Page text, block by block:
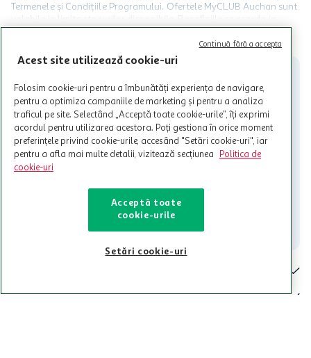
Termenele și Condițiile Programului. Ofertele MyCLUB Auchan sunt
Cardul poate fi utilizat doar in legatura cu magazinele Auchan
participante și pentru acțiuni promotionale indicate de Auchan si
nu raspunde pentru imposibilitatea utilizarii Cardului in perioada in
care aceste este suspendat sau in perioada in care sunt efectuate
intretineri sau reparatii tehnice la sistemul de utilizarea al Cardului.
Contacteaza-ne!
021-9141 contact@auchan.ro
Contact
Cine suntem
Acest site utilizează cookie-uri
Folosim cookie-uri pentru a îmbunătăți experiența de navigare,
pentru a optimiza campaniile de marketing și pentru a analiza
traficul pe site. Selectând „Acceptă toate cookie-urile”, îți exprimi
acordul pentru utilizarea acestora. Poți gestiona în orice moment
preferințele privind cookie-urile, accesând "Setări cookie-uri", iar
pentru a afla mai multe detalii, vizitează secțiunea
Politica de
cookie-uri
Acceptă toate
cookie-urile
Setări cookie-uri
Continuă fără a accepta